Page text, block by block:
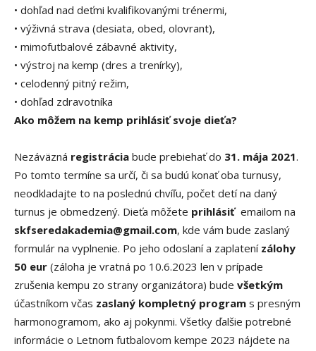
• dohľad nad deťmi kvalifikovanými trénermi,
• výživná strava (desiata, obed, olovrant),
• mimofutbalové zábavné aktivity,
• výstroj na kemp (dres a trenírky),
• celodenný pitný režim,
• dohľad zdravotníka
Ako môžem na kemp prihlásiť svoje dieťa?
Nezáväzná registrácia bude prebiehaťdo 31. mája 2021.
Po tomto termíne sa určí, či sa budú konať oba turnusy,
neodkladajte to na poslednú chvíľu, počet detí na daný
turnus je obmedzený. Dieťa môžete prihlásiť emailom na
skfseredakademia@gmail.com, kde vám bude zaslaný
formulár na vyplnenie. Po jeho odoslaní a zaplatení zálohy
50 eur (záloha je vratná po 10.6.2023 len v prípade
zrušenia kempu zo strany organizátora) bude všetkým
účastníkom včas zaslaný kompletný program s presným
harmonogramom, ako aj pokynmi. Všetky ďalšie potrebné
informácie o Letnom futbalovom kempe 2023 nájdete na